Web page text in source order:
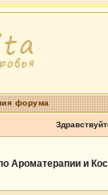
форума
Ароматерапии и